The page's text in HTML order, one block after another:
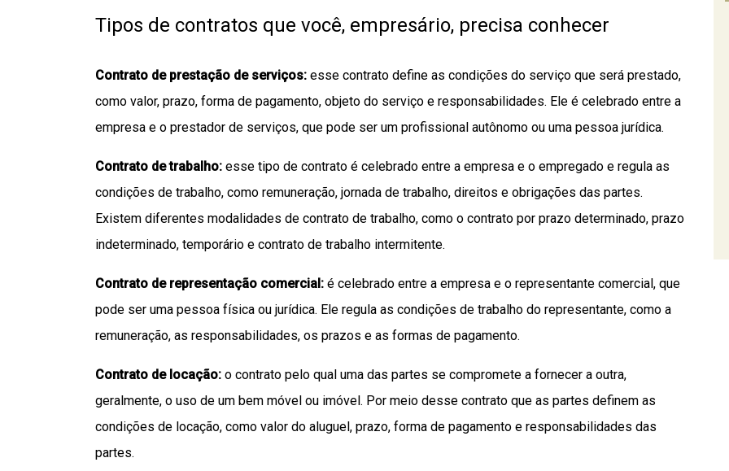
Tipos de contratos que você, empresário, precisa conhecer
Contrato de prestação de serviços: esse contrato define as condições do serviço que será prestado,
como valor, prazo, forma de pagamento, objeto do serviço e responsabilidades. Ele é celebrado entre a
empresa e o prestador de serviços, que pode ser um profissional autônomo ou uma pessoa jurídica.
Contrato de trabalho: esse tipo de contrato é celebrado entre a empresa e o empregado e regula as
condições de trabalho, como remuneração, jornada de trabalho, direitos e obrigações das partes.
Existem diferentes modalidades de contrato de trabalho, como o contrato por prazo determinado, prazo
indeterminado, temporário e contrato de trabalho intermitente.
Contrato de representação comercial: é celebrado entre a empresa e o representante comercial, que
pode ser uma pessoa física ou jurídica. Ele regula as condições de trabalho do representante, como a
remuneração, as responsabilidades, os prazos e as formas de pagamento.
Contrato de locação: o contrato pelo qual uma das partes se compromete a fornecer a outra,
geralmente, o uso de um bem móvel ou imóvel. Por meio desse contrato que as partes definem as
condições de locação, como valor do aluguel, prazo, forma de pagamento e responsabilidades das
partes.